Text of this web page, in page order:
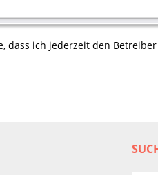
ich jederzeit den